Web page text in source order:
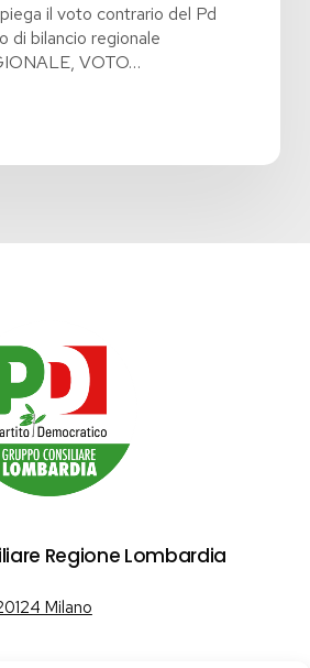
il voto contrario del Pd
di bilancio regionale
VOTO…
Regione Lombardia
Milano